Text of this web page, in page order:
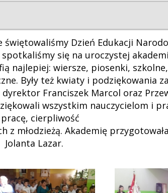
świętowaliśmy Dzień Edukacji
się na uroczystej
najlepiej: wiersze, piosenki, szkolne,
Były też kwiaty i podziękowania
Franciszek Marcol oraz
wszystkim nauczycielom i
pracę, cierpliwość
młodzieżą. Akademię
Jolanta Lazar.